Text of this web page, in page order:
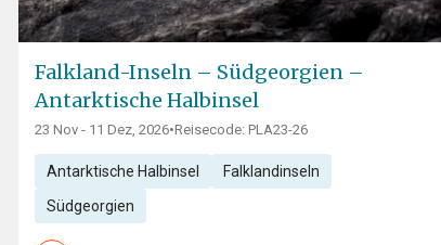
Falkland-Inseln – Südgeorgien –
Antarktische Halbinsel
23 Nov - 11 Dez, 2026•Reisecode: PLA23-26
Antarktische Halbinsel Falklandinseln
Südgeorgien